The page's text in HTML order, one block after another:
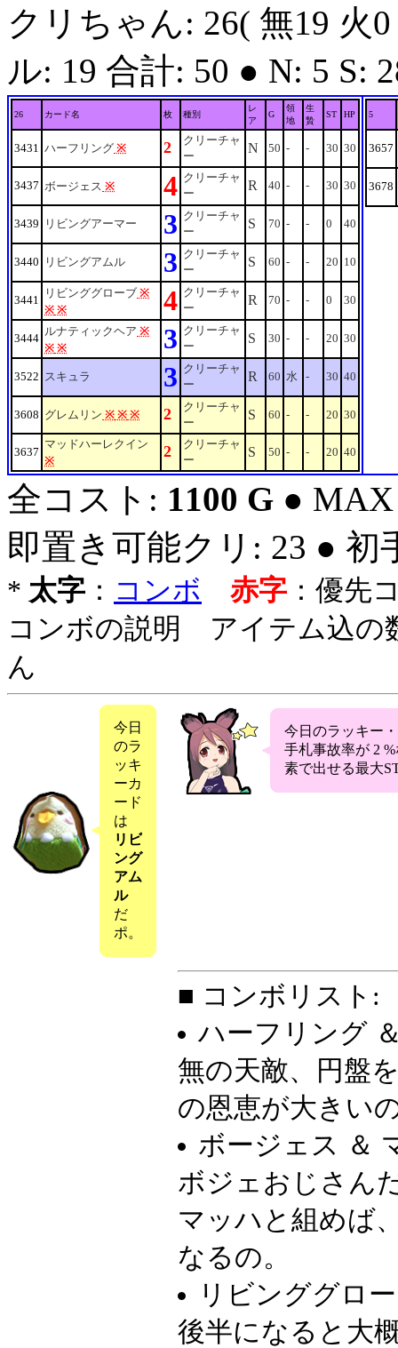
クリちゃん: 26( 無19 火
ル: 19 合計: 50 ● N: 5 S:
26 カード名 枚 種別
レ
ア
G
領
地
生
贄
ST HP
3431 ハーフリング ※ 2
クリーチャ
ー
N 50 - - 30 30
3437 ボージェス ※ 4 クリーチャ
ー
R 40 - - 30 30
3439 リビングアーマー 3 クリーチャ
ー
S 70 - - 0 40
3440 リビングアムル 3 クリーチャ
ー
S 60 - - 20 10
3441
リビンググローブ ※
※ ※ 4 クリーチャ
ー
R 70 - - 0 30
3444
ルナティックヘア ※
※ ※ 3 クリーチャ
ー
S 30 - - 20 30
3522 スキュラ 3 クリーチャ
ー
R 60 水 - 30 40
3608 グレムリン ※ ※ ※ 2
クリーチャ
ー
S 60 - - 20 30
3637
マッドハーレクイン
※
2
クリーチャ
ー
S 50 - - 20 40
5
3657
3678
全コスト: 1100 G ●
即置き可能クリ: 23 ● 初
* 太字 ： コンボ 赤字 ：優先
コンボの説明 アイテム込の
ん
今日
のラ
ッキ
ーカ
ード
は
リビ
ング
アム
ル
だ
ポ。
今日のラッキー
手札事故率が 2
素で出せる最大
■ コンボリスト:
ハーフリング
無の天敵、円盤
の恩恵が大きい
ボージェス ＆
ボジェおじさん
マッハと組めば
なるの。
リビンググロ
後半になると大